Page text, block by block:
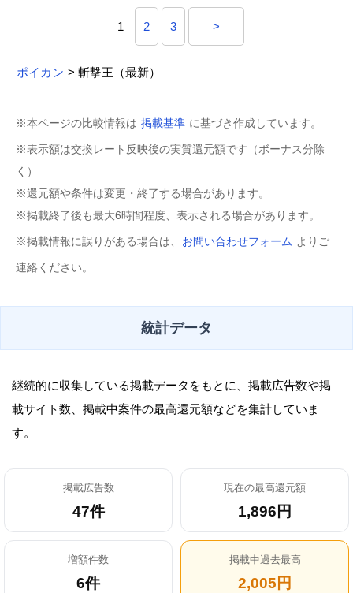
1 2 3 >
ポイカン > 斬撃王（最新）
※本ページの比較情報は 掲載基準 に基づき作成しています。
※表示額は交換レート反映後の実質還元額です（ボーナス分除
く）
※還元額や条件は変更・終了する場合があります。
※掲載終了後も最大6時間程度、表示される場合があります。
※掲載情報に誤りがある場合は、 お問い合わせフォーム よりご
連絡ください。
統計データ
継続的に収集している掲載データをもとに、掲載広告数や掲
載サイト数、掲載中案件の最高還元額などを集計していま
す。
掲載広告数
47件
現在の最高還元額
1,896円
増額件数
6件
掲載中過去最高
2,005円